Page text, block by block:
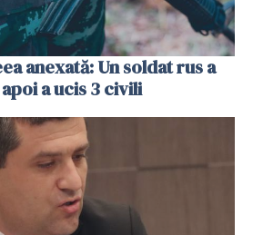
anexată: Un soldat rus a
a ucis 3 civili